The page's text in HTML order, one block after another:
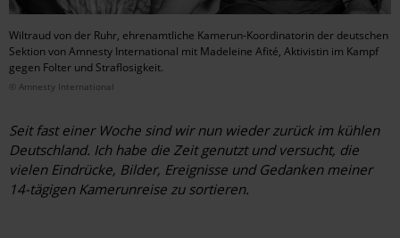
Wiltraud von der Ruhr, ehrenamtliche Kamerun-Koordinatorin der deutschen
Sektion von Amnesty International mit Madeleine Afité, Aktivistin im Kampf
gegen Folter und Straflosigkeit.
© Amnesty International
Seit fast einer Woche sind wir nun wieder zurück im kühlen
Deutschland. Ich habe die Zeit genutzt und versucht, die
vielen Eindrücke, Bilder, Ereignisse und Gedanken meiner
14-tägigen Kamerunreise zu sortieren.